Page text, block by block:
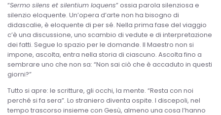
“Sermo silens et silentium loquens” ossia parola silenziosa e
silenzio eloquente. Un’opera d’arte non ha bisogno di
didascalie, è eloquente di per sé. Nella prima fase del viaggio
c’è una discussione, uno scambio di vedute e di interpretazione
dei fatti. Segue lo spazio per le domande. Il Maestro non si
impone, ascolta, entra nella storia di ciascuno. Ascolta fino a
sembrare uno che non sa: “Non sai ciò che è accaduto in questi
giorni?”
Tutto si apre: le scritture, gli occhi, la mente. “Resta con noi
perché si fa sera”. Lo straniero diventa ospite. I discepoli, nel
tempo trascorso insieme con Gesù, almeno una cosa l’hanno